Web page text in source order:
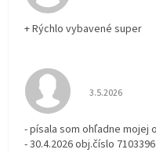
+ Rýchlo vybavené super
Hodnotenie
3.5.2026
- písala som ohľadne mojej
- 30.4.2026 obj.číslo